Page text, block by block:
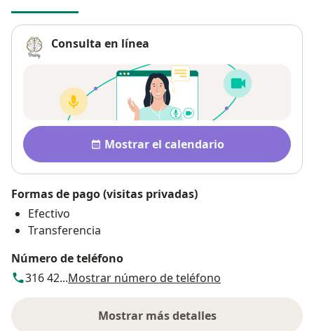
Consulta en línea
Disponibilidad
Mostrar el calendario
Formas de pago (visitas privadas)
Efectivo
Transferencia
Número de teléfono
316 42...Mostrar número de teléfono
Mostrar más detalles
sobre la dirección